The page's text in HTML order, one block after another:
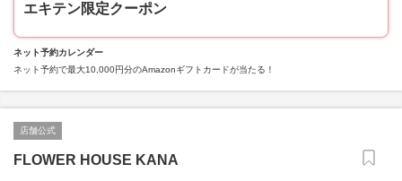
エキテン限定クーポン
ネット予約カレンダー
ネット予約で最大10,000円分のAmazonギフトカードが当たる！
店舗公式
FLOWER HOUSE KANA